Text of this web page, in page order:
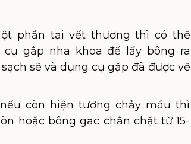
phần tại vết thương thì có thể
gắp nha khoa để lấy bông ra
sẽ và dụng cụ gặp đã được vệ
còn hiện tượng chảy máu thì
hoặc bông gạc chắn chặt từ 15-